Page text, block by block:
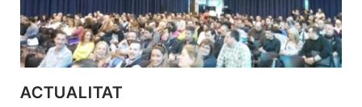
ACTUALITAT